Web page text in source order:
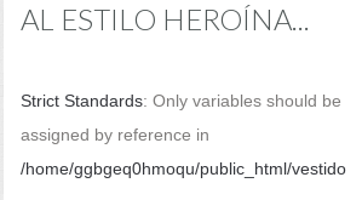
AL ESTILO HEROÍNA...
Strict Standards: Only variables should be
assigned by reference in
/home/ggbgeq0hmoqu/public_html/vestido